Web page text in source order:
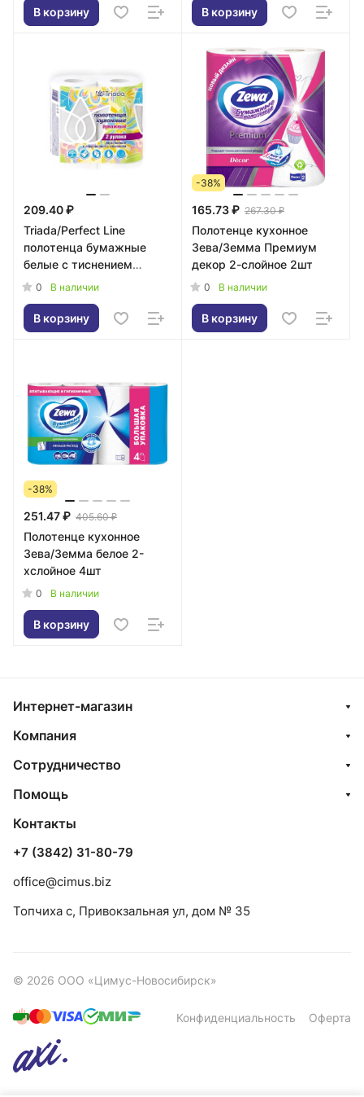
В корзину В корзину
209.40 ₽
Triada/Perfect Line
полотенца бумажные
белые с тиснением
2рулона х 58листов
0 В наличии
В корзину
-38%
165.73 ₽ 267.30 ₽
Полотенце кухонное
Зева/Земма Премиум
декор 2-слойное 2шт
0 В наличии
В корзину
-38%
251.47 ₽ 405.60 ₽
Полотенце кухонное
Зева/Земма белое 2-
хслойное 4шт
0 В наличии
В корзину
Интернет-магазин
Компания
Сотрудничество
Помощь
Контакты
+7 (3842) 31-80-79
office@cimus.biz
Топчиха с, Привокзальная ул, дом № 35
© 2026 ООО «Цимус-Новосибирск»
Конфиденциальность Оферта